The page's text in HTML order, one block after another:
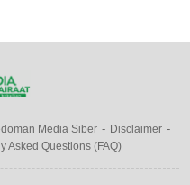
Media Siber
Disclaimer
Asked Questions (FAQ)